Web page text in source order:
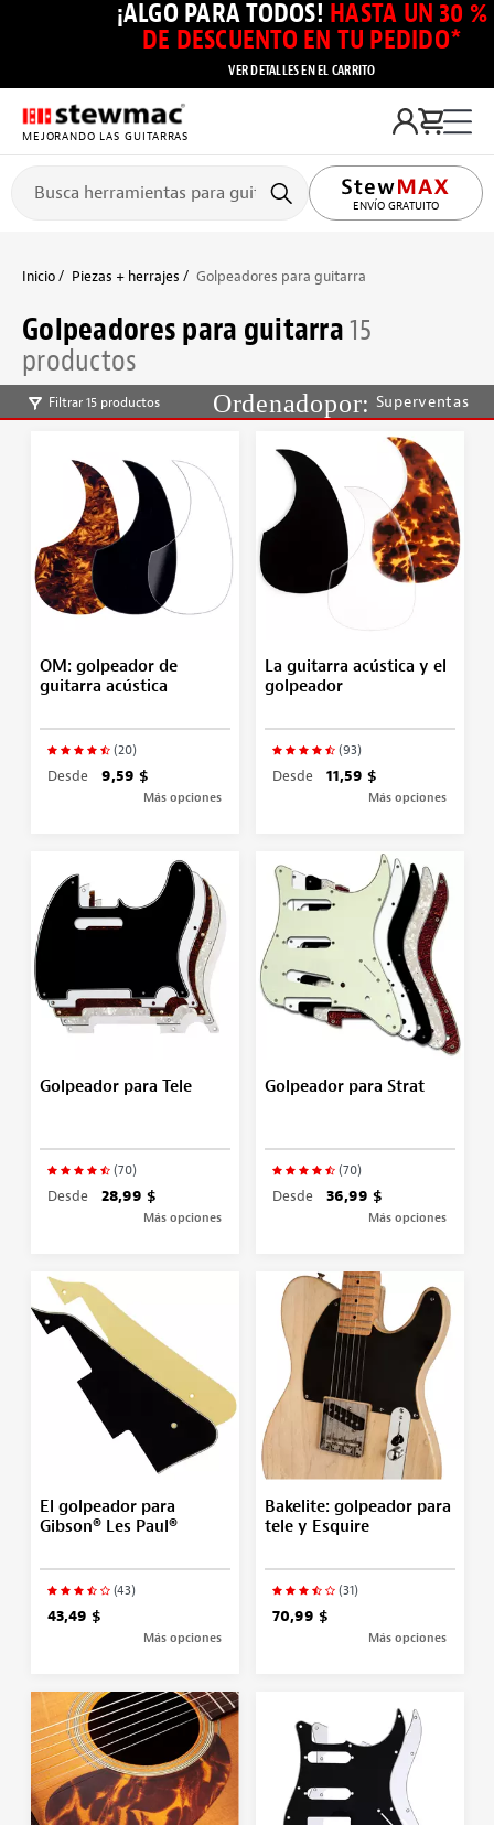
¡ALGO PARA TODOS! HASTA UN 30 %
DE DESCUENTO EN TU PEDIDO*
VER DETALLES EN EL CARRITO
MEJORANDO LAS GUITARRAS
ENVÍO GRATUITO
Inicio Piezas + herrajes Golpeadores para guitarra
Golpeadores para guitarra15
productos
Filtrar 15 productos Superventas
OM: golpeador de
guitarra acústica
(20)
Desde 9,59 $
Más opciones
La guitarra acústica y el
golpeador
(93)
Desde 11,59 $
Más opciones
Golpeador para Tele
(70)
Desde 28,99 $
Más opciones
Golpeador para Strat
(70)
Desde 36,99 $
Más opciones
El golpeador para
Gibson® Les Paul®
(43)
43,49 $
Más opciones
Bakelite: golpeador para
tele y Esquire
(31)
70,99 $
Más opciones